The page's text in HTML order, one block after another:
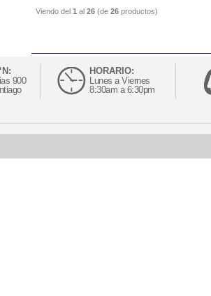
Viendo del 1 al 26 (de 26 productos)
900
HORARIO:
Lunes a Viernes
8:30am a 6:30pm